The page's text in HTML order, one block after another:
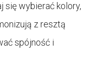
się wybierać kolory,
z resztą
spójność i